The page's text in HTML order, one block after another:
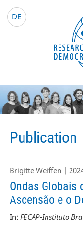
DE
Publication
Brigitte Weiffen |
Ondas Globais
Ascensão e o
In: FECAP-Instituto